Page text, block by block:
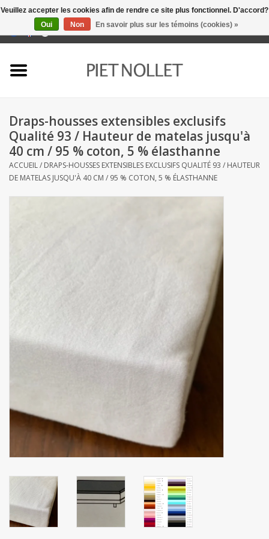
0 Articles - €0,00
serviettes
literie
Maison et vêtements de
Sac - Sac
Tissus au mètre
ARTICLES CADEAUX
Draps-housses extensibles exclusifs
Qualité 93 / Hauteur de matelas jusqu'à
40 cm / 95 % coton, 5 % élasthanne
ACCUEIL/ DRAPS-HOUSSES EXTENSIBLES EXCLUSIFS QUALITÉ 93 / HAUTEUR
DE MATELAS JUSQU'À 40 CM / 95 % COTON, 5 % ÉLASTHANNE
Veuillez accepter les cookies afin de rendre ce site plus fonctionnel. D'accord?
Oui
Non En savoir plus sur les témoins (cookies) »